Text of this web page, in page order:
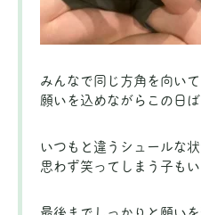
みんなで同じ方角を向いて
願いを込めながらこの日ば
いつもと違うシュールな
思わず笑ってしまう子もい